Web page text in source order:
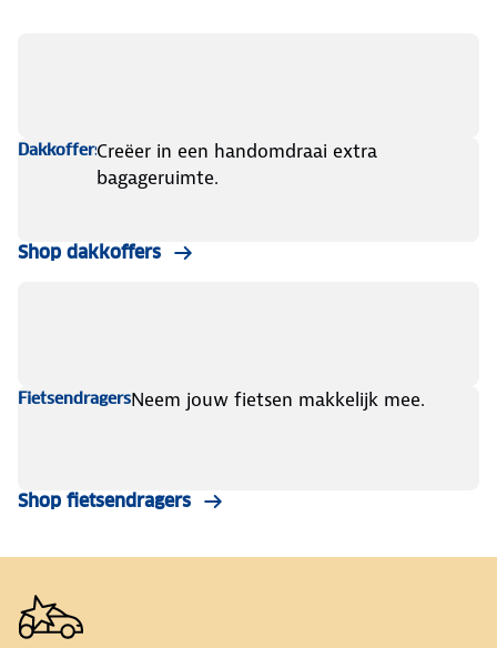
DakkoffersCreëer in een handomdraai extra
bagageruimte.
Shop dakkoffers
FietsendragersNeem jouw fietsen makkelijk mee.
Shop fietsendragers